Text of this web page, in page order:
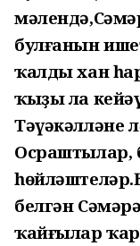
булғанын
ҡалды хан
ҡыҙы ла
Тәүәкәлләне
Осраштылар,
белгән
ҡайғылар